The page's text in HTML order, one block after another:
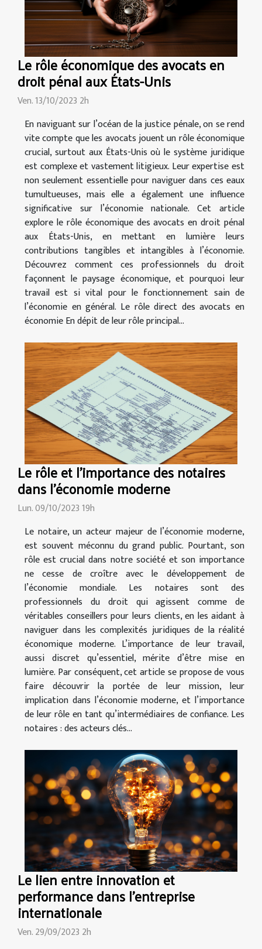
Le rôle économique des avocats en
droit pénal aux États-Unis
Ven. 13/10/2023 2h
En naviguant sur l’océan de la justice pénale, on se rend
vite compte que les avocats jouent un rôle économique
crucial, surtout aux États-Unis où le système juridique
est complexe et vastement litigieux. Leur expertise est
non seulement essentielle pour naviguer dans ces eaux
tumultueuses, mais elle a également une influence
significative sur l’économie nationale. Cet article
explore le rôle économique des avocats en droit pénal
aux États-Unis, en mettant en lumière leurs
contributions tangibles et intangibles à l’économie.
Découvrez comment ces professionnels du droit
façonnent le paysage économique, et pourquoi leur
travail est si vital pour le fonctionnement sain de
l’économie en général. Le rôle direct des avocats en
économie En dépit de leur rôle principal...
Le rôle et l'importance des notaires
dans l'économie moderne
Lun. 09/10/2023 19h
Le notaire, un acteur majeur de l’économie moderne,
est souvent méconnu du grand public. Pourtant, son
rôle est crucial dans notre société et son importance
ne cesse de croître avec le développement de
l’économie mondiale. Les notaires sont des
professionnels du droit qui agissent comme de
véritables conseillers pour leurs clients, en les aidant à
naviguer dans les complexités juridiques de la réalité
économique moderne. L’importance de leur travail,
aussi discret qu’essentiel, mérite d’être mise en
lumière. Par conséquent, cet article se propose de vous
faire découvrir la portée de leur mission, leur
implication dans l’économie moderne, et l’importance
de leur rôle en tant qu’intermédiaires de confiance. Les
notaires : des acteurs clés...
Le lien entre innovation et
performance dans l'entreprise
internationale
Ven. 29/09/2023 2h